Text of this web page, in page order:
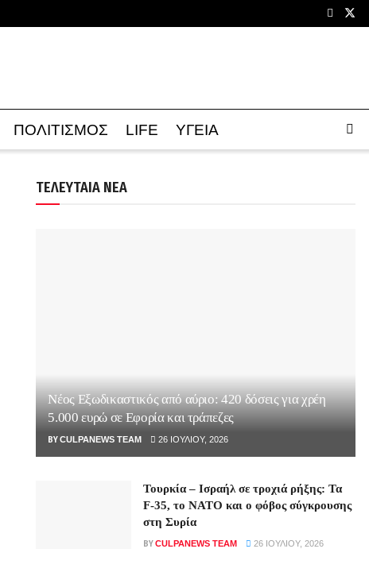
ΠΟΛΙΤΙΣΜΟΣ LIFE ΥΓΕΙΑ
ΤΕΛΕΥΤΑΙΑ ΝΕΑ
Νέος Εξωδικαστικός από αύριο: 420 δόσεις για χρέη
5.000 ευρώ σε Εφορία και τράπεζες
BYCULPANEWS TEAM 26 ΙΟΥΛΊΟΥ, 2026
Τουρκία – Ισραήλ σε τροχιά ρήξης: Τα
F-35, το ΝΑΤΟ και ο φόβος σύγκρουσης
στη Συρία
BYCULPANEWS TEAM 26 ΙΟΥΛΊΟΥ, 2026